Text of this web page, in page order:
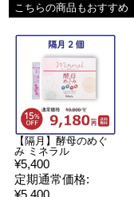
こちらの商品もおすすめ
【隔月】酵母のめぐ
み ミネラル
¥5,400
定期通常価格:
¥5,400